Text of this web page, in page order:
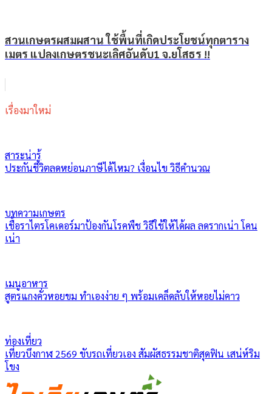
สวนเกษตรผสมผสาน ใช้พื้นที่เกิดประโยชน์ทุกตาราง
เมตร แปลงเกษตรชนะเลิศอันดับ1 จ.ยโสธร !!
เรื่องมาใหม่
สาระน่ารู้
ประกันชีวิตลดหย่อนภาษีได้ไหม? เงื่อนไข วิธีคำนวณ
บทความเกษตร
เชื้อราไตรโคเดอร์มาป้องกันโรคพืช วิธีใช้ให้ได้ผล ลดรากเน่า โคน
เน่า
เมนูอาหาร
สูตรแกงคั่วหอยขม ทำเองง่าย ๆ พร้อมเคล็ดลับให้หอยไม่คาว
ท่องเที่ยว
เที่ยวบึงกาฬ 2569 ขับรถเที่ยวเอง สัมผัสธรรมชาติสุดฟิน เสน่ห์ริม
โขง